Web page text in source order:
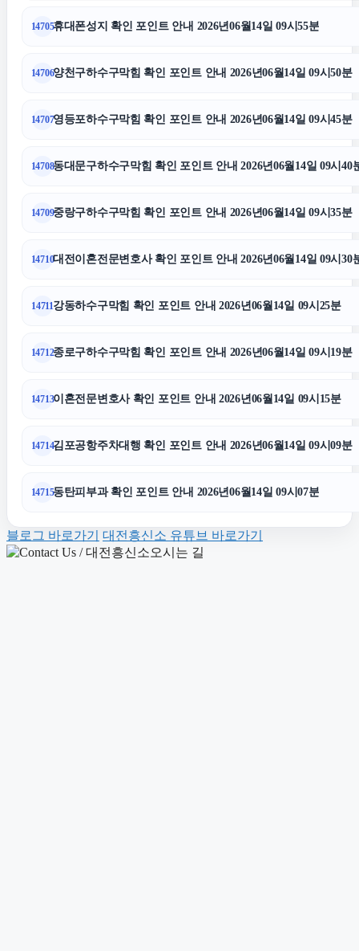
김포공항주차대행
종로하수구막힘
부산휴대폰성지
폰테크
14705휴대폰성지 확인 포인트 안내 2026년06월14일 09시55분
14706양천구하수구막힘 확인 포인트 안내 2026년06월14일 09시50분
14707영등포하수구막힘 확인 포인트 안내 2026년06월14일 09시45분
14708동대문구하수구막힘 확인 포인트 안내 2026년06월14일 09시40
14709중랑구하수구막힘 확인 포인트 안내 2026년06월14일 09시35분
14710대전이혼전문변호사 확인 포인트 안내 2026년06월14일 09시30
14711강동하수구막힘 확인 포인트 안내 2026년06월14일 09시25분
14712종로구하수구막힘 확인 포인트 안내 2026년06월14일 09시19분
14713이혼전문변호사 확인 포인트 안내 2026년06월14일 09시15분
14714김포공항주차대행 확인 포인트 안내 2026년06월14일 09시09분
14715동탄피부과 확인 포인트 안내 2026년06월14일 09시07분
블로그 바로가기 대전흥신소 유튜브 바로가기